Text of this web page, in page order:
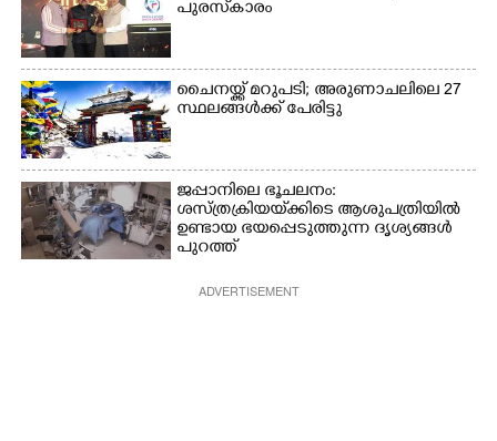
പുരസ്‌കാരം
ചൈനയ്ക്ക് മറുപടി; അരുണാചലിലെ 27
സ്ഥലങ്ങൾക്ക് പേരിട്ടു
ജപ്പാനിലെ ഭൂചലനം:
ശസ്ത്രക്രിയ‌യ്‌ക്കി‌ടെ ആശുപത്രിയിൽ
ഉണ്ടായ ഭയപ്പെടുത്തുന്ന ദൃശ്യങ്ങൾ
പുറത്ത്
ADVERTISEMENT